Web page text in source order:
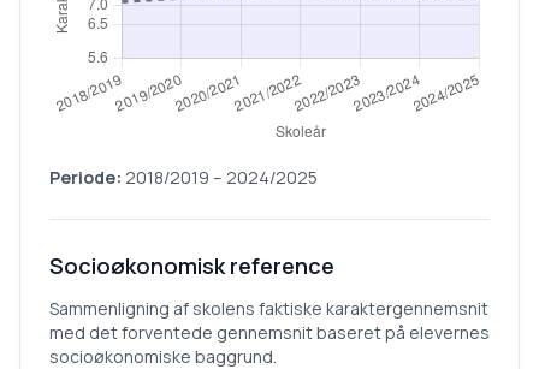
Periode: 2018/2019 – 2024/2025
Socioøkonomisk reference
Sammenligning af skolens faktiske karaktergennemsnit
med det forventede gennemsnit baseret på elevernes
socioøkonomiske baggrund.